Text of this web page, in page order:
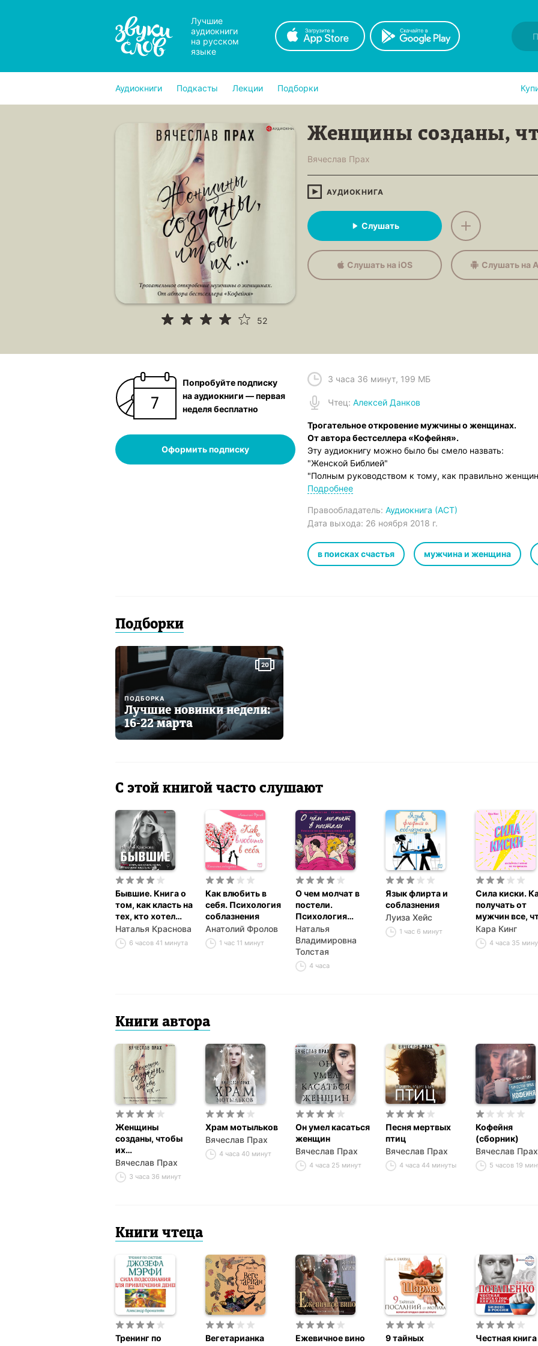
Лучшие
аудиокниги
на русском
языке
Аудиокниги Подкасты Лекции Подборки
52
Женщины созданы,
Вячеслав Прах
АУДИОКНИГА
Слушать
Слушать на iOS Слушать на
Попробуйте подписку
на аудиокниги — первая
неделя бесплатно
Оформить подписку
3 часа 36 минут, 199 МБ
Чтец: Алексей Данков
Трогательное откровение мужчины о женщинах.
От автора бестселлера «Кофейня».
Эту аудиокнигу можно было бы смело назвать:
"Женской Библией"
"Полным руководством к тому, как правильно
"Как стать идеальным мужчиной в женских глазах?"
Но!
В первую очередь эта аудиокнига – эмоция. Это –
прелестей и всех ее изъянов.
Новое творение Вячеслава Праха можно смело
Подробнее
Правообладатель: Аудиокнига (АСТ)
Дата выхода: 26 ноября 2018 г.
в поисках счастья мужчина и женщина
Подборки
20
ПОДБОРКА
Лучшие новинки недели:
16-22 марта
С этой книгой часто слушают
Бывшие. Книга о
том, как класть на
тех, кто хотел
класть на тебя
Наталья Краснова
6 часов 41 минута
Как влюбить в
себя. Психология
соблазнения
Анатолий Фролов
1 час 11 минут
О чем молчат в
постели.
Психология
интимных
отношений
Наталья
Владимировна
Толстая
4 часа
Язык флирта и
соблазнения
Луиза Хейс
1 час 6 минут
Сила киски.
получать от
мужчин все,
пожелаешь
Кара Кинг
4 часа 35
Книги автора
Женщины
созданы, чтобы
их…
Вячеслав Прах
3 часа 36 минут
Храм мотыльков
Вячеслав Прах
4 часа 40 минут
Он умел касаться
женщин
Вячеслав Прах
4 часа 25 минут
Песня мертвых
птиц
Вячеслав Прах
4 часа 44 минуты
Кофейня
(сборник)
Вячеслав Прах
5 часов 19
Книги чтеца
Тренинг по
Вегетарианка
Ежевичное вино
9 тайных
Честная книга